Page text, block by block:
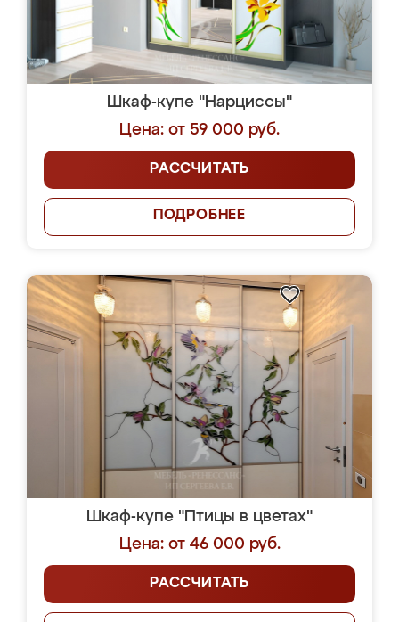
Шкаф-купе "Нарциссы"
Цена: от 59 000 руб.
РАССЧИТАТЬ
ПОДРОБНЕЕ
Шкаф-купе "Птицы в цветах"
Цена: от 46 000 руб.
РАССЧИТАТЬ